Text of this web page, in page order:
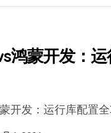
科技赋能营销：安全专
评论数据深挖掘，技
高并发视角下：评论区
鸿蒙开发：
蒙开发：运行库配置